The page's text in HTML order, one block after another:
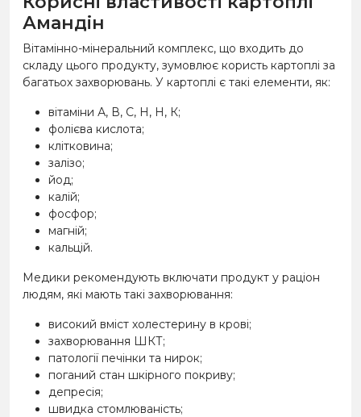
Амандін
Вітамінно-мінеральний комплекс, що входить до
складу цього продукту, зумовлює користь картоплі за
багатьох захворювань. У картоплі є такі елементи, як:
вітаміни А, В, С, Н, Н, К;
фолієва кислота;
клітковина;
залізо;
йод;
калій;
фосфор;
магній;
кальцій.
Медики рекомендують включати продукт у раціон
людям, які мають такі захворювання:
високий вміст холестерину в крові;
захворювання ШКТ;
патології печінки та нирок;
поганий стан шкірного покриву;
депресія;
швидка стомлюваність;